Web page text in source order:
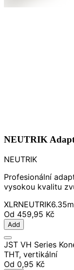
NEUTRIK
NEUTRIK
Profesionální
vysokou kvalitu
XLRNEUTRIK
Od 459,95 Kč
Add
JST VH Series
THT, vertikální
Od 0,95 Kč